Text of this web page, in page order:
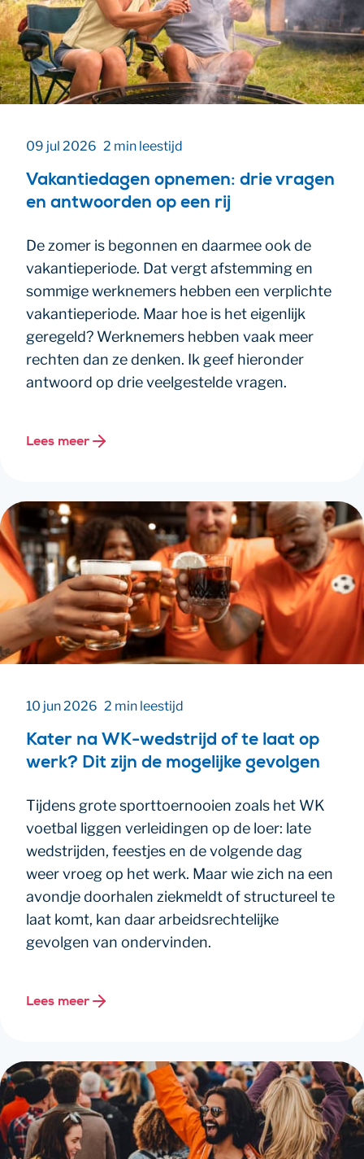
09 jul 2026 2 min leestijd
Vakantiedagen opnemen: drie vragen
en antwoorden op een rij
De zomer is begonnen en daarmee ook de
vakantieperiode. Dat vergt afstemming en
sommige werknemers hebben een verplichte
vakantieperiode. Maar hoe is het eigenlijk
geregeld? Werknemers hebben vaak meer
rechten dan ze denken. Ik geef hieronder
antwoord op drie veelgestelde vragen.
Lees meer
10 jun 2026 2 min leestijd
Kater na WK-wedstrijd of te laat op
werk? Dit zijn de mogelijke gevolgen
Tijdens grote sporttoernooien zoals het WK
voetbal liggen verleidingen op de loer: late
wedstrijden, feestjes en de volgende dag
weer vroeg op het werk. Maar wie zich na een
avondje doorhalen ziekmeldt of structureel te
laat komt, kan daar arbeidsrechtelijke
gevolgen van ondervinden.
Lees meer